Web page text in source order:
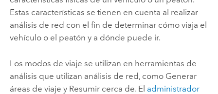
Estas características se tienen en cuenta al realizar
análisis de red con el fin de determinar cómo viaja el
vehículo o el peatón y a dónde puede ir.
Los modos de viaje se utilizan en herramientas de
análisis que utilizan análisis de red, como Generar
áreas de viaje y Resumir cerca de. El administrador